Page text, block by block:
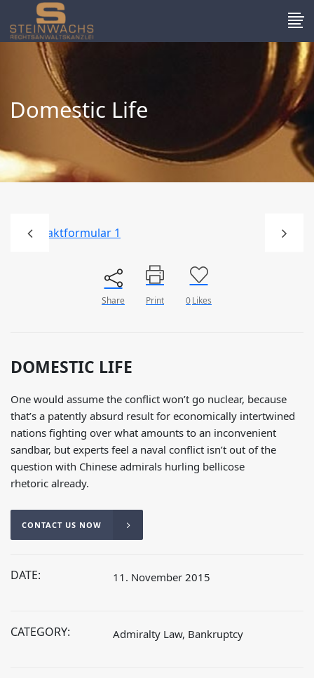
Domestic Life
Share Print 0Likes
DOMESTIC LIFE
One would assume the conflict won’t go nuclear, because
that’s a patently absurd result for economically intertwined
nations fighting over what amounts to an inconvenient
sandbar, but experts feel a naval conflict isn’t out of the
question with Chinese admirals hurling bellicose
rhetoric already.
CONTACT US NOW
DATE: 11. November 2015
CATEGORY: Admiralty Law, Bankruptcy